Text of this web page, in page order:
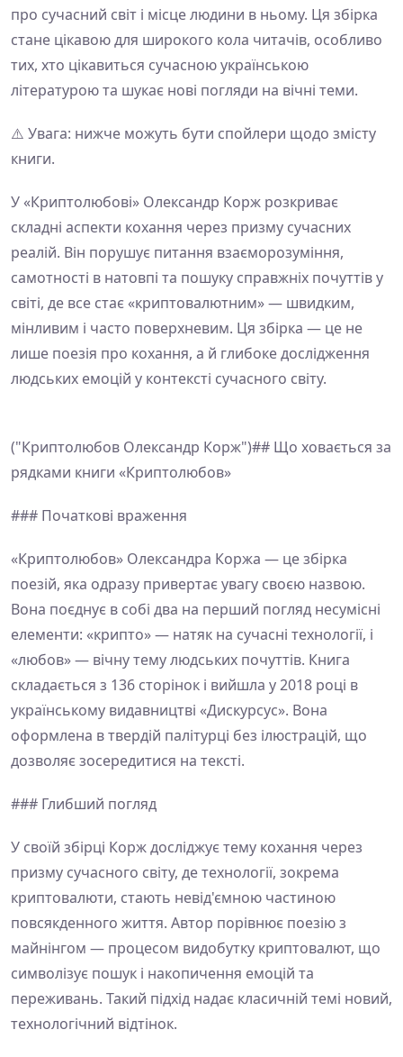
про сучасний світ і місце людини в ньому. Ця збірка
стане цікавою для широкого кола читачів, особливо
тих, хто цікавиться сучасною українською
літературою та шукає нові погляди на вічні теми.
⚠️ Увага: нижче можуть бути спойлери щодо змісту
книги.
У «Криптолюбові» Олександр Корж розкриває
складні аспекти кохання через призму сучасних
реалій. Він порушує питання взаєморозуміння,
самотності в натовпі та пошуку справжніх почуттів у
світі, де все стає «криптовалютним» — швидким,
мінливим і часто поверхневим. Ця збірка — це не
лише поезія про кохання, а й глибоке дослідження
людських емоцій у контексті сучасного світу.
("Криптолюбов Олександр Корж")## Що ховається за
рядками книги «Криптолюбов»
### Початкові враження
«Криптолюбов» Олександра Коржа — це збірка
поезій, яка одразу привертає увагу своєю назвою.
Вона поєднує в собі два на перший погляд несумісні
елементи: «крипто» — натяк на сучасні технології, і
«любов» — вічну тему людських почуттів. Книга
складається з 136 сторінок і вийшла у 2018 році в
українському видавництві «Дискурсус». Вона
оформлена в твердій палітурці без ілюстрацій, що
дозволяє зосередитися на тексті.
### Глибший погляд
У своїй збірці Корж досліджує тему кохання через
призму сучасного світу, де технології, зокрема
криптовалюти, стають невід'ємною частиною
повсякденного життя. Автор порівнює поезію з
майнінгом — процесом видобутку криптовалют, що
символізує пошук і накопичення емоцій та
переживань. Такий підхід надає класичній темі новий,
технологічний відтінок.